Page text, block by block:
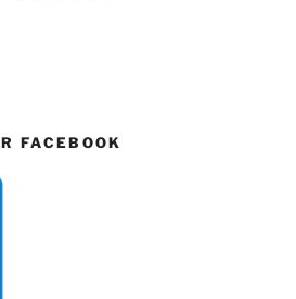
FACEBOOK